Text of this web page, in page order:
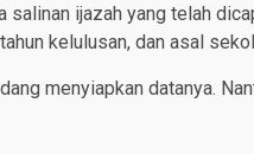
salinan ijazah yang telah
kelulusan, dan asal
menyiapkan datanya.